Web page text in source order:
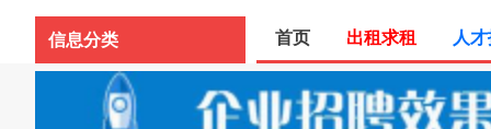
信息分类 首页 出租求租 人